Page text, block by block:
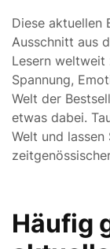
Diese aktuellen
Ausschnitt aus
Lesern weltweit
Spannung,
Welt der
etwas dabei.
Welt und
Häufig